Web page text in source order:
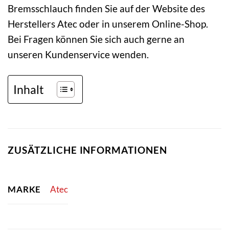
Bremsschlauch finden Sie auf der Website des
Herstellers Atec oder in unserem Online-Shop.
Bei Fragen können Sie sich auch gerne an
unseren Kundenservice wenden.
Inhalt
ZUSÄTZLICHE INFORMATIONEN
MARKE Atec